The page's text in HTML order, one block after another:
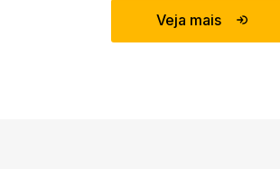
Veja mais